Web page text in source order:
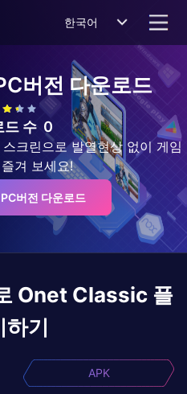
한국어
버전 다운로드
드 수 0
크린으로 발열현상 없이 게임
겨 보세요!
버전 다운로드
Onet Classic 플
하기
APK